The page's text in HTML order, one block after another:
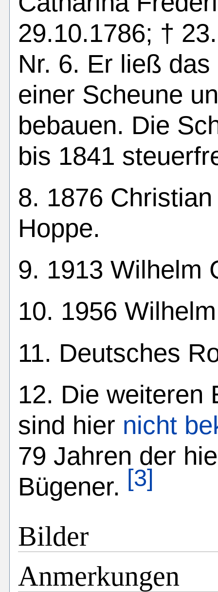
29.10.1786; †
Nr. 6. Er ließ
einer Scheune
bebauen. Die
bis 1841
8. 1876
Hoppe.
9. 1913 Wilhelm
10. 1956
11. Deutsches
12. Die weiteren
sind hier nicht
79 Jahren der
Bügener. [3]
Bilder
Anmerkungen